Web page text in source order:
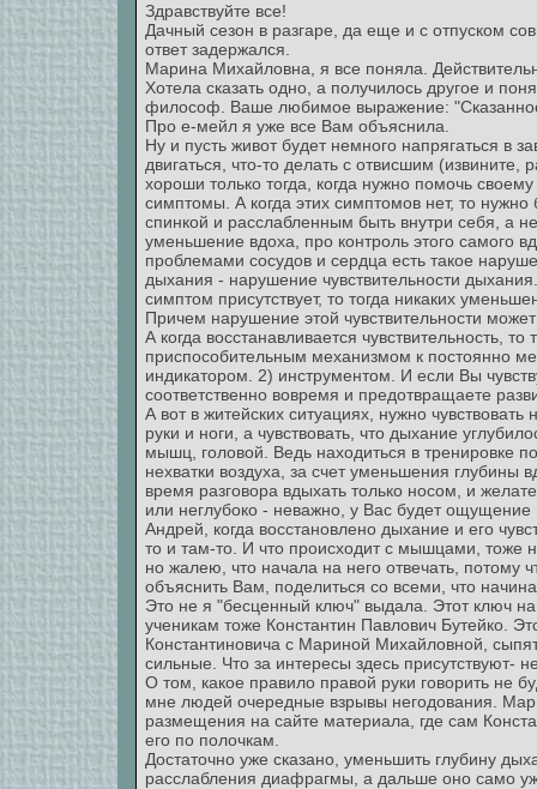
Здравствуйте все!
Дачный сезон в разгаре, да еще и с отпуском
ответ задержался.
Марина Михайловна, я все поняла.
Хотела сказать одно, а получилось другое и
философ. Ваше любимое выражение:
Про е-мейл я уже все Вам объяснила.
Ну и пусть живот будет немного напрягаться в
двигаться, что-то делать с отвисшим
хороши только тогда, когда нужно помочь
симптомы. А когда этих симптомов нет, то
спинкой и расслабленным быть внутри себя, а
уменьшение вдоха, про контроль этого самого
проблемами сосудов и сердца есть такое
дыхания - нарушение чувствительности
симптом присутствует, то тогда никаких
Причем нарушение этой чувствительности
А когда восстанавливается чувствительность,
приспособительным механизмом к постоянно
индикатором. 2) инструментом. И если Вы
соответственно вовремя и предотвращаете
А вот в житейских ситуациях, нужно
руки и ноги, а чувствовать, что дыхание
мышц, головой. Ведь находиться в тренировке
нехватки воздуха, за счет уменьшения глубины
время разговора вдыхать только носом, и
или неглубоко - неважно, у Вас будет
Андрей, когда восстановлено дыхание и его
то и там-то. И что происходит с мышцами,
но жалею, что начала на него отвечать, потому
объяснить Вам, поделиться со всеми, что
Это не я "бесценный ключ" выдала. Этот ключ
ученикам тоже Константин Павлович Бутейко.
Константиновича с Мариной Михайловной,
сильные. Что за интересы здесь присутствуют-
О том, какое правило правой руки говорить не
мне людей очередные взрывы негодования.
размещения на сайте материала, где сам
его по полочкам.
Достаточно уже сказано, уменьшить глубину
расслабления диафрагмы, а дальше оно само